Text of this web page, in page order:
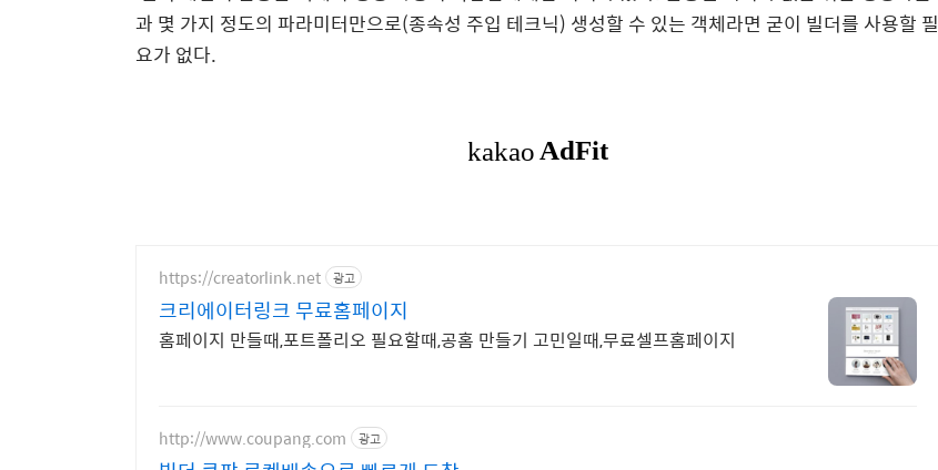
과 몇 가지 정도의 파라미터만으로(종속성 주입 테크닉) 생성할 수 있는 객체라면 굳이 빌더를 사용할 필
요가 없다.
https://creatorlink.net 광고
크리에이터링크 무료홈페이지
홈페이지 만들때,포트폴리오 필요할때,공홈 만들기 고민일때,무료셀프홈페이지
http://www.coupang.com 광고